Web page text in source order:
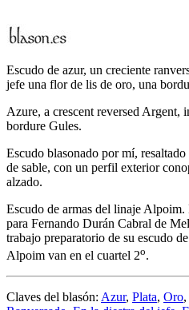
Escudo de azur, un creciente
jefe una flor de lis de oro, una
Azure, a crescent reversed Argent,
bordure Gules.
Escudo blasonado por mí,
de sable, con un perfil exterior
alzado.
Escudo de armas del linaje Alpoim.
para Fernando Durán Cabral de
trabajo preparatorio de su escudo
Alpoim van en el cuartel 2o.
Claves del blasón: Azur, Plata, Oro,